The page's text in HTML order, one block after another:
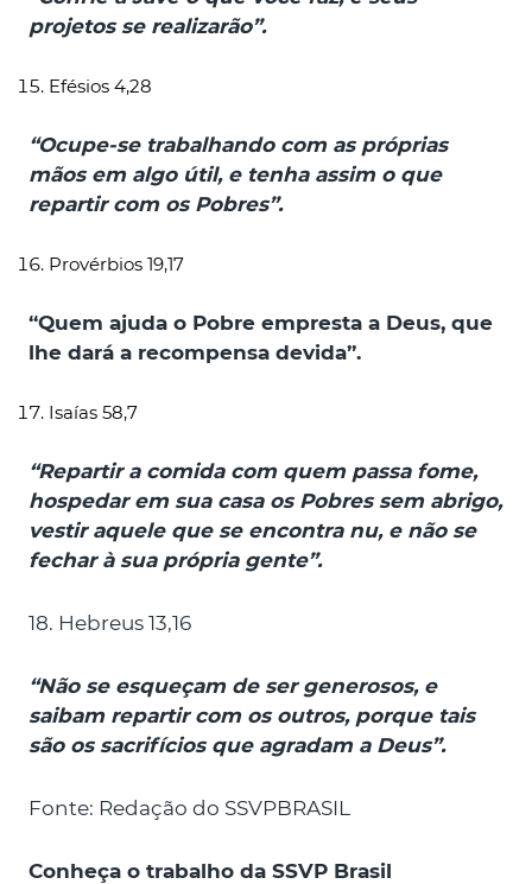
projetos se realizarão”.
Efésios 4,28
“Ocupe-se trabalhando com as próprias
mãos em algo útil, e tenha assim o que
repartir com os Pobres”.
Provérbios 19,17
“Quem ajuda o Pobre empresta a Deus, que
lhe dará a recompensa devida”.
Isaías 58,7
“Repartir a comida com quem passa fome,
hospedar em sua casa os Pobres sem abrigo,
vestir aquele que se encontra nu, e não se
fechar à sua própria gente”.
18. Hebreus 13,16
“Não se esqueçam de ser generosos, e
saibam repartir com os outros, porque tais
são os sacrifícios que agradam a Deus”.
Fonte: Redação do SSVPBRASIL
Conheça o trabalho da SSVP Brasil